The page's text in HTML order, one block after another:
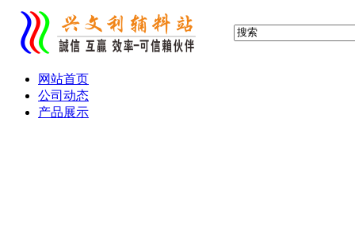
网站首页
公司动态
产品展示